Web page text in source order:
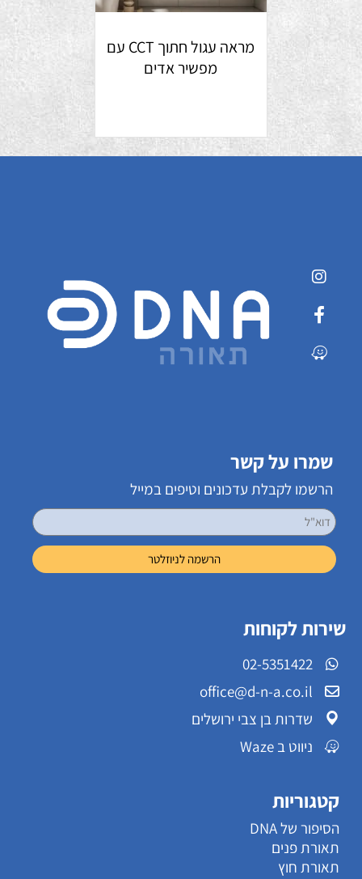
מראה עגול חתוך CCT עם
מפשיר אדים
שמרו על קשר
הרשמו לקבלת עדכונים וטיפים במייל
שירות לקוחות
02-5351422
office@d-n-a.co.il
שדרות בן צבי ירושלים
ניווט ב Waze
קטגוריות
הסיפור של DNA
תאורת פנים
תאורת חוץ